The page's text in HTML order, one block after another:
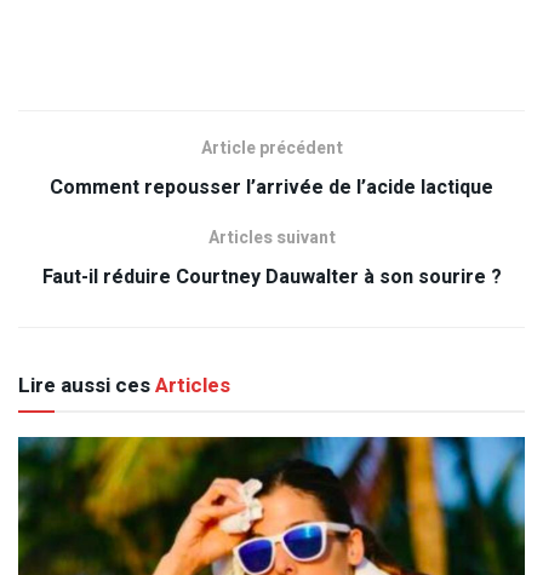
Article précédent
Comment repousser l’arrivée de l’acide lactique
Articles suivant
Faut-il réduire Courtney Dauwalter à son sourire ?
Lire aussi cesArticles